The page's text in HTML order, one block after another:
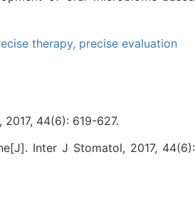
therapy, precise evaluation
2017, 44(6): 619-627.
Inter J Stomatol, 2017, 44(6):